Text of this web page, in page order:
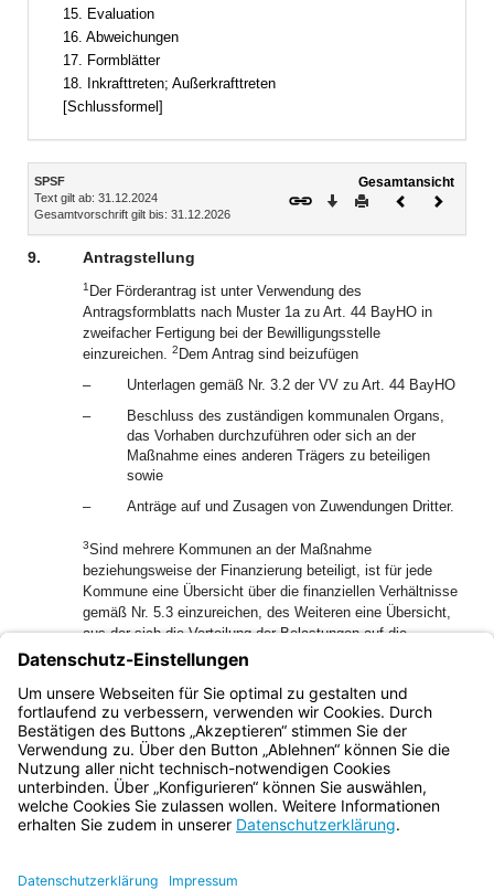
15. Evaluation
16. Abweichungen
17. Formblätter
18. Inkrafttreten; Außerkrafttreten
[Schlussformel]
Inhalt
SPSF
Text gilt ab: 31.12.2024
Gesamtvorschrift gilt bis: 31.12.2026
Gesamtansicht
Download
DruckenVorheriges
9. Antragstellung
1 Der Förderantrag ist unter Verwendung des
Antragsformblatts nach Muster 1a zu Art. 44 BayHO in
zweifacher Fertigung bei der Bewilligungsstelle
einzureichen. 2 Dem Antrag sind beizufügen
–
Unterlagen gemäß Nr. 3.2 der VV zu Art. 44 BayHO
–
Beschluss des zuständigen kommunalen Organs,
das Vorhaben durchzuführen oder sich an der
Maßnahme eines anderen Trägers zu beteiligen
sowie
–
Anträge auf und Zusagen von Zuwendungen Dritter.
3Sind mehrere Kommunen an der Maßnahme
beziehungsweise der Finanzierung beteiligt, ist für jede
Kommune eine Übersicht über die finanziellen Verhältnisse
gemäß Nr. 5.3 einzureichen, des Weiteren eine Übersicht,
aus der sich die Verteilung der Belastungen auf die
beteiligten Kommunen ergibt.
sowohl förderfähige als auch nicht förderfähige
Teilmaßnahmen, ist eine getrennte Kostenermittlung für
beide Teile erforderlich.
Bayern.de
BayernPortal
Impressum